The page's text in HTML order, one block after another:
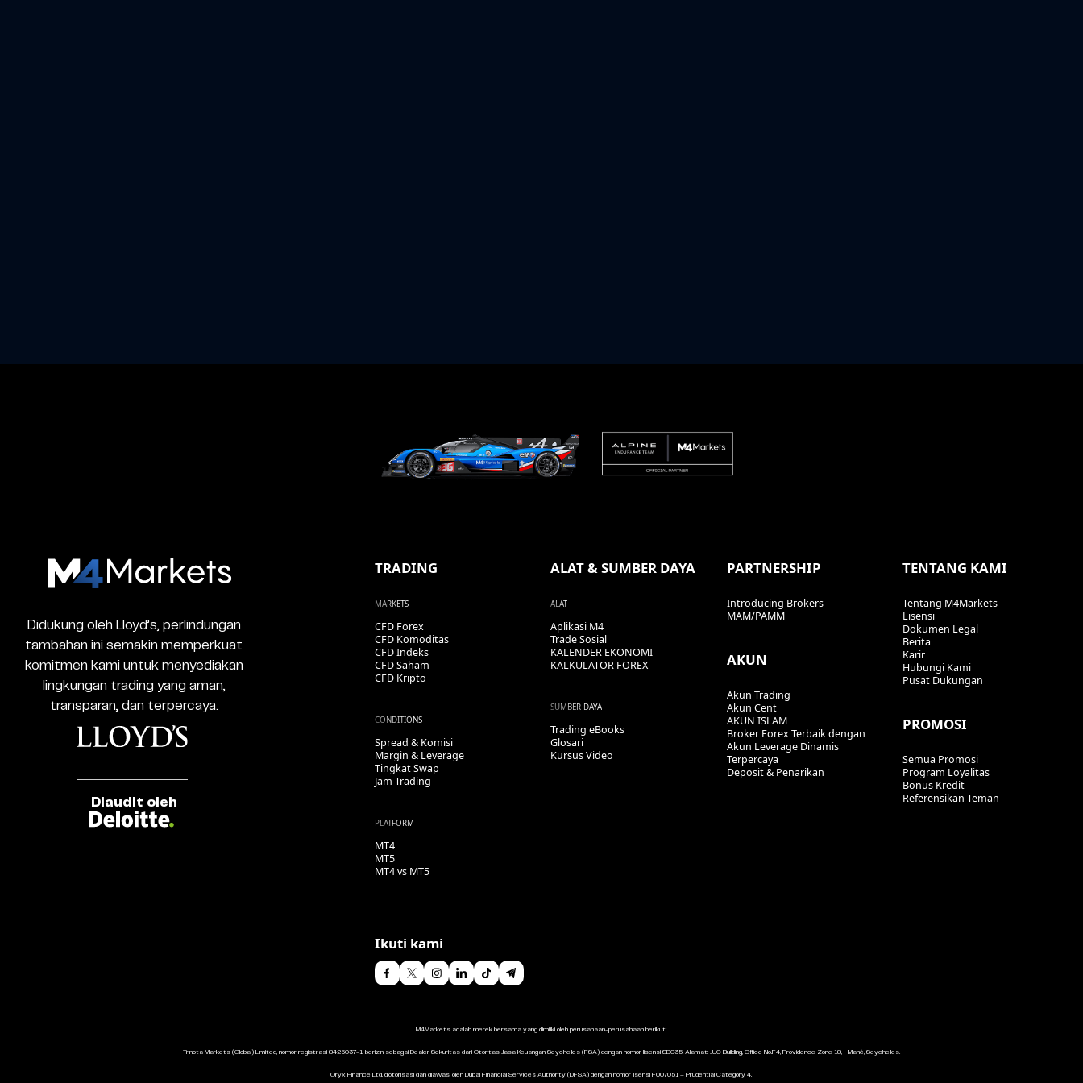
Trading
Regulated
Broker
Didukung oleh Lloyd’s, perlindungan
tambahan ini semakin memperkuat
komitmen kami untuk menyediakan
lingkungan trading yang aman,
transparan, dan terpercaya.
Diaudit oleh
TRADING
MARKETS
CFD Forex
CFD Komoditas
CFD Indeks
CFD Saham
CFD Kripto
CONDITIONS
Spread & Komisi
Margin & Leverage
Tingkat Swap
Jam Trading
PLATFORM
MT4
MT5
MT4 vs MT5
ALAT & SUMBER DAYA
ALAT
Aplikasi M4
Trade Sosial
KALENDER EKONOMI
KALKULATOR FOREX
SUMBER DAYA
Trading eBooks
Glosari
Kursus Video
PARTNERSHIP
Introducing Brokers
MAM/PAMM
AKUN
Akun Trading
Akun Cent
AKUN ISLAM
Broker Forex Terbaik dengan
Akun Leverage Dinamis
Terpercaya
Deposit & Penarikan
TENTANG KAMI
Tentang M4Markets
Lisensi
Dokumen Legal
Berita
Karir
Hubungi Kami
Pusat Dukungan
PROMOSI
Semua Promosi
Program Loyalitas
Bonus Kredit
Referensikan Teman
Ikuti kami
M4Markets adalah merek bersama yang dimiliki oleh perusahaan-perusahaan berikut:
Trinota Markets (Global) Limited, nomor registrasi 8425037-1, berizin sebagai Dealer Sekuritas dari Otoritas Jasa Keuangan Seychelles (FSA) dengan nomor lisensi SD035. Alamat: JUC Building, Office No.F4, Providence Zone 18, Mahé, Seychelles.
Oryx Finance Ltd, diotorisasi dan diawasi oleh Dubai Financial Services Authority (DFSA) dengan nomor lisensi F007051 – Prudential Category 4.